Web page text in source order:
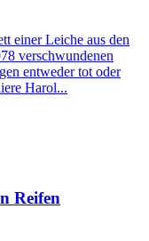
einer Leiche aus den
verschwundenen
entweder tot oder
Harol...
Reifen